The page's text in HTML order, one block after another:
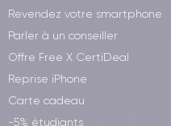
Revendez votre smartphone
Parler à un conseiller
Offre Free X CertiDeal
Reprise iPhone
Carte cadeau
-5% étudiants